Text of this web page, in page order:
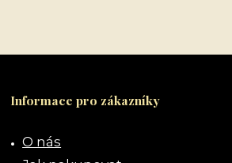
Informace pro zákazníky
O nás